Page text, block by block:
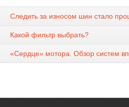
Следить за износом шин стало
Какой фильтр выбрать?
«Сердце» мотора. Обзор систем